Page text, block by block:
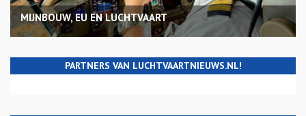
MIJNBOUW, EU EN LUCHTVAART
PARTNERS VAN LUCHTVAARTNIEUWS.NL!